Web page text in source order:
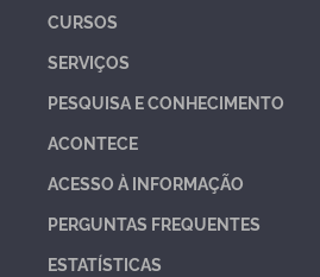
CURSOS
SERVIÇOS
PESQUISA E CONHECIMENTO
ACONTECE
ACESSO À INFORMAÇÃO
PERGUNTAS FREQUENTES
ESTATÍSTICAS